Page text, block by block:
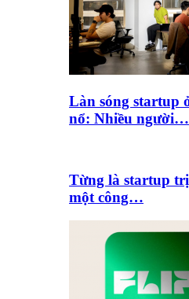
Làn sóng startup
nổ: Nhiều người…
Từng là startup
một công…